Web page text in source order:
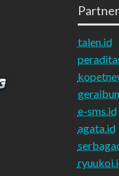
Partner
talen.id
e-sms.id
agata.id